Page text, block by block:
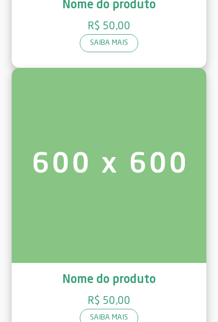
Nome do produto
R$ 50,00
SAIBA MAIS
Nome do produto
R$ 50,00
SAIBA MAIS